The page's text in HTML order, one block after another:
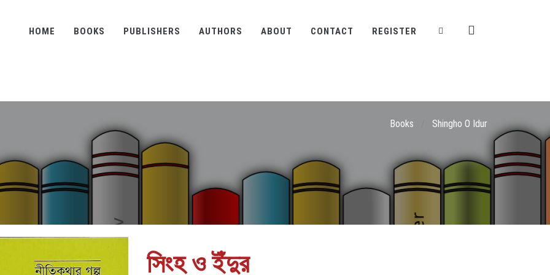
HOME BOOKS PUBLISHERS AUTHORS ABOUT CONTACT REGISTER
Books Shingho O Idur
সিংহ ও ইঁদুর